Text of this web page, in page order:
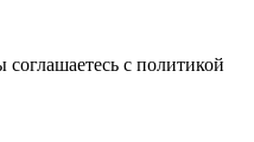
с политикой